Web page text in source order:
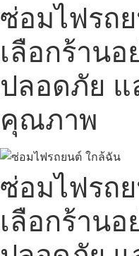
ซ่อมไฟรถ
เลือกร้านอ
ปลอดภัย แ
คุณภาพ
ซ่อมไฟรถ
เลือกร้านอ